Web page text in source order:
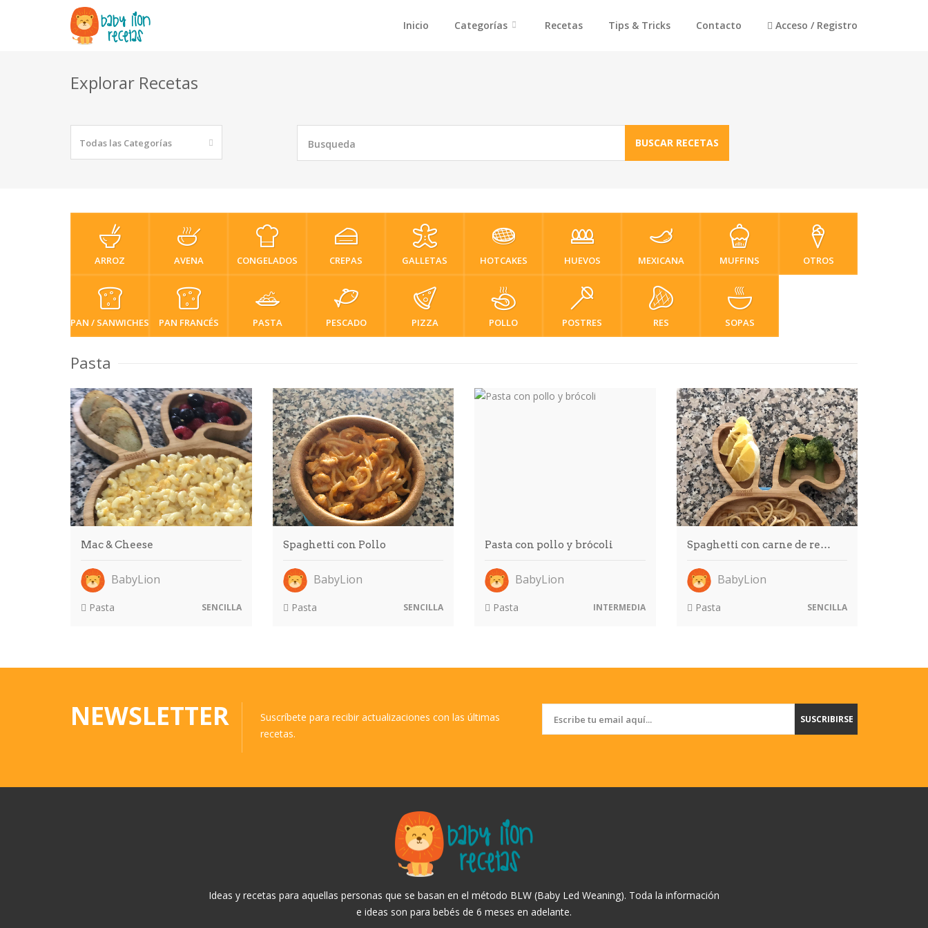
Inicio Categorías Recetas Tips & Tricks Contacto Acceso / Registro
Explorar Recetas
Todas las Categorías BUSCAR RECETAS
ARROZ AVENA CONGELADOS CREPAS GALLETAS HOTCAKES HUEVOS MEXICANA MUFFINS OTROS
PAN / SANWICHES PAN FRANCÉS PASTA PESCADO PIZZA POLLO POSTRES RES SOPAS
Pasta
Mac & Cheese
BabyLion
Pasta SENCILLA
Spaghetti con Pollo
BabyLion
Pasta SENCILLA
Pasta con pollo y brócoli
BabyLion
Pasta INTERMEDIA
Spaghetti con carne de re…
BabyLion
Pasta SENCILLA
NEWSLETTER
Suscríbete para recibir actualizaciones con las últimas
recetas.
SUSCRIBIRSE
Ideas y recetas para aquellas personas que se basan en el método BLW (Baby Led Weaning). Toda la información
e ideas son para bebés de 6 meses en adelante.